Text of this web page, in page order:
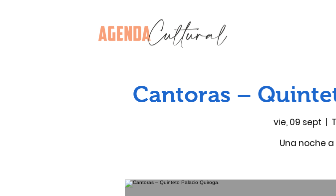
Cantoras –
vie, 09 sept
  |
Una noche